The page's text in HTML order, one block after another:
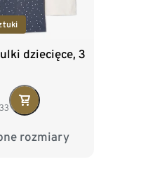
dziecięce, 3
rozmiary
98/104